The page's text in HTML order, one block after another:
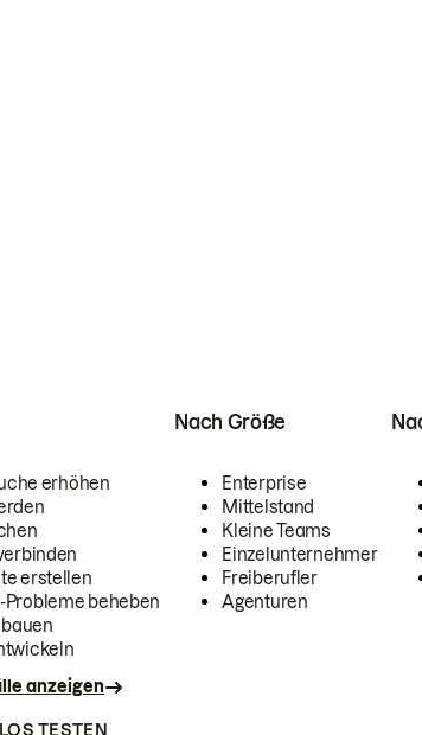
erhöhen
erstellen
beheben
anzeigen
Nach Größe
Enterprise
Mittelstand
Kleine Teams
Einzelunternehmer
Freiberufler
Agenturen
TESTEN